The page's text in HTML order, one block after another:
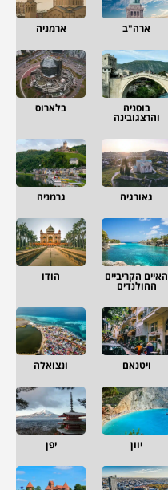
ארה"ב ארמניה
בוסניה
והרצגובינה
בלארוס
גאורגיה גרמניה
האיים הקריביים
ההולנדים
הודו
ויטנאם ונצואלה
יוון יפן